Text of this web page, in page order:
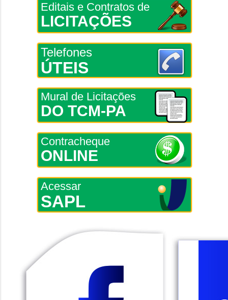
Editais e Contratos de
LICITAÇÕES
Telefones
ÚTEIS
Mural de Licitações
DO TCM-PA
Contracheque
ONLINE
Acessar
SAPL